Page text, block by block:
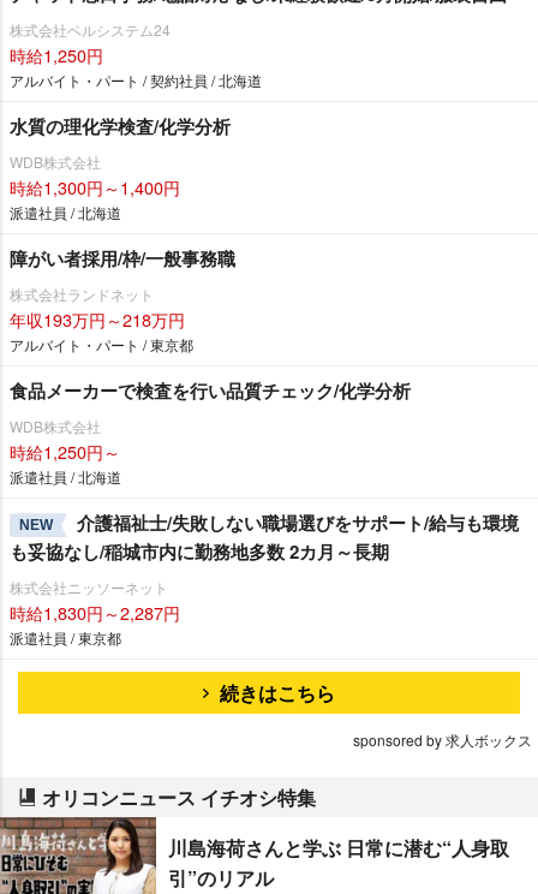
株式会社ベルシステム24
時給1,250円
アルバイト・パート / 契約社員 / 北海道
水質の理化学検査/化学分析
WDB株式会社
時給1,300円～1,400円
派遣社員 / 北海道
障がい者採用/枠/一般事務職
株式会社ランドネット
年収193万円～218万円
アルバイト・パート / 東京都
食品メーカーで検査を行い品質チェック/化学分析
WDB株式会社
時給1,250円～
派遣社員 / 北海道
NEW
介護福祉士/失敗しない職場選びをサポート/給与も環境
も妥協なし/稲城市内に勤務地多数 2カ月～長期
株式会社ニッソーネット
時給1,830円～2,287円
派遣社員 / 東京都
続きはこちら
sponsored by 求人ボックス
オリコンニュース イチオシ特集
川島海荷さんと学ぶ 日常に潜む“人身取
引”のリアル